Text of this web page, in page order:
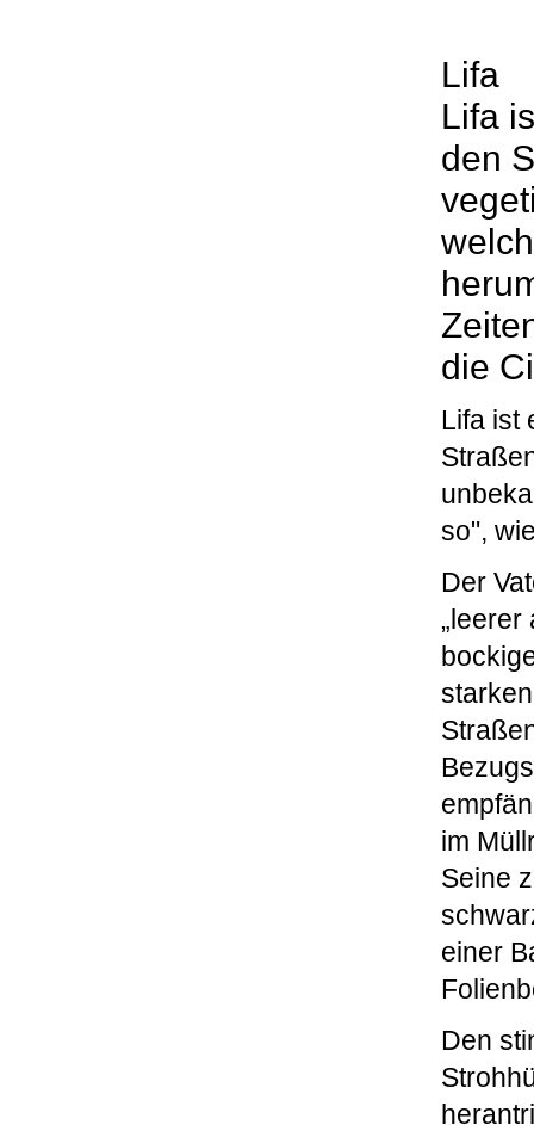
Lifa
Lifa
den
die
Lifa ist
so",
Der
„leerer
im
Seine
einer
Den